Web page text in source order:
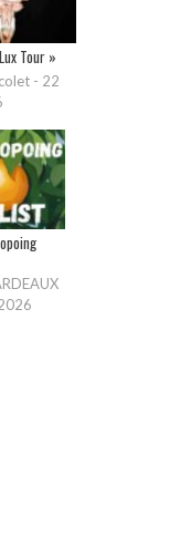
Tour »
- 22